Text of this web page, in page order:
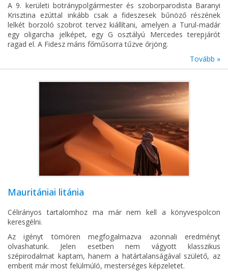
A 9. kerületi botránypolgármester és szoborparodista Baranyi
Krisztina ezúttal inkább csak a fideszesek bűnöző részének
lelkét borzoló szobrot tervez kiállítani, amelyen a Turul-madár
egy oligarcha jelképet, egy G osztályú Mercedes terepjárót
ragad el. A Fidesz máris főműsorra tűzve őrjöng.
Tovább »
Mauritániai litánia
Célirányos tartalomhoz ma már nem kell a könyvespolcon
keresgélni.
Az igényt tömören megfogalmazva azonnali eredményt
olvashatunk. Jelen esetben nem vágyott klasszikus
szépirodalmat kaptam, hanem a határtalanságával születő, az
emberit már most felülmúló, mesterséges képzeletet.